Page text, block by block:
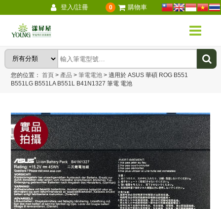
登入/註冊 0 購物車
您的位置：首頁 > 產品 > 筆電電池 > 適用於 ASUS 華碩 ROG B551
B551LG B551LA B551L B41N1327 筆電 電池